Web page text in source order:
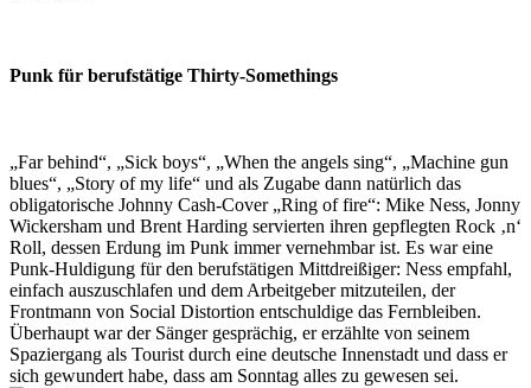
Punk für berufstätige Thirty-Somethings
„Far behind“, „Sick boys“, „When the angels sing“, „Machine gun
blues“, „Story of my life“ und als Zugabe dann natürlich das
obligatorische Johnny Cash-Cover „Ring of fire“: Mike Ness, Jonny
Wickersham und Brent Harding servierten ihren gepflegten Rock ‚n‘
Roll, dessen Erdung im Punk immer vernehmbar ist. Es war eine
Punk-Huldigung für den berufstätigen Mittdreißiger: Ness empfahl,
einfach auszuschlafen und dem Arbeitgeber mitzuteilen, der
Frontmann von Social Distortion entschuldige das Fernbleiben.
Überhaupt war der Sänger gesprächig, er erzählte von seinem
Spaziergang als Tourist durch eine deutsche Innenstadt und dass er
sich gewundert habe, dass am Sonntag alles zu gewesen sei.